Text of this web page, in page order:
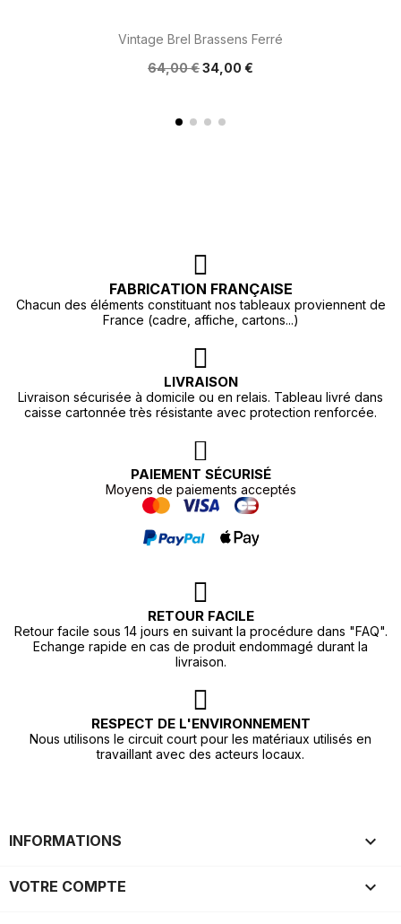
Vintage Brel Brassens Ferré
64,00 €34,00 €
FABRICATION FRANÇAISE
Chacun des éléments constituant nos tableaux proviennent de
France (cadre, affiche, cartons...)
LIVRAISON
Livraison sécurisée à domicile ou en relais. Tableau livré dans
caisse cartonnée très résistante avec protection renforcée.
PAIEMENT SÉCURISÉ
Moyens de paiements acceptés
RETOUR FACILE
Retour facile sous 14 jours en suivant la procédure dans "FAQ".
Echange rapide en cas de produit endommagé durant la
livraison.
RESPECT DE L'ENVIRONNEMENT
Nous utilisons le circuit court pour les matériaux utilisés en
travaillant avec des acteurs locaux.
INFORMATIONS 
VOTRE COMPTE 